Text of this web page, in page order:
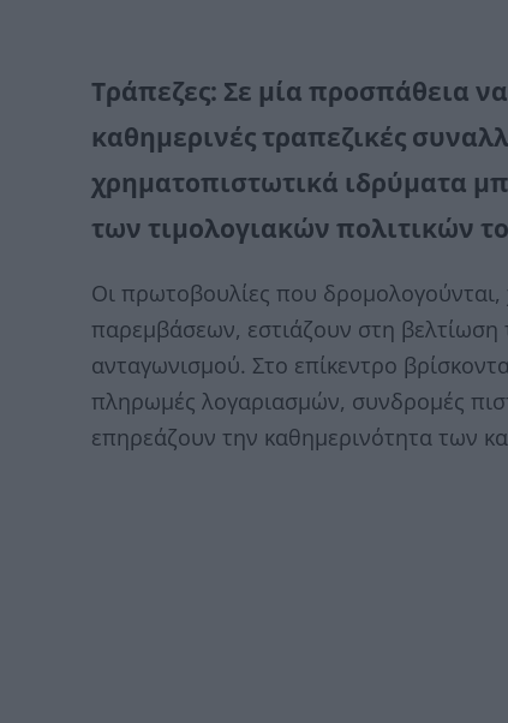
Τράπεζες: Σε μία προσπάθεια να
καθημερινές τραπεζικές
χρηματοπιστωτικά ιδρύματα
των τιμολογιακών πολιτικών
Οι πρωτοβουλίες που
παρεμβάσεων, εστιάζουν στη βελτίωση
ανταγωνισμού. Στο επίκεντρο
πληρωμές λογαριασμών, συνδρομές
επηρεάζουν την καθημερινότητα των